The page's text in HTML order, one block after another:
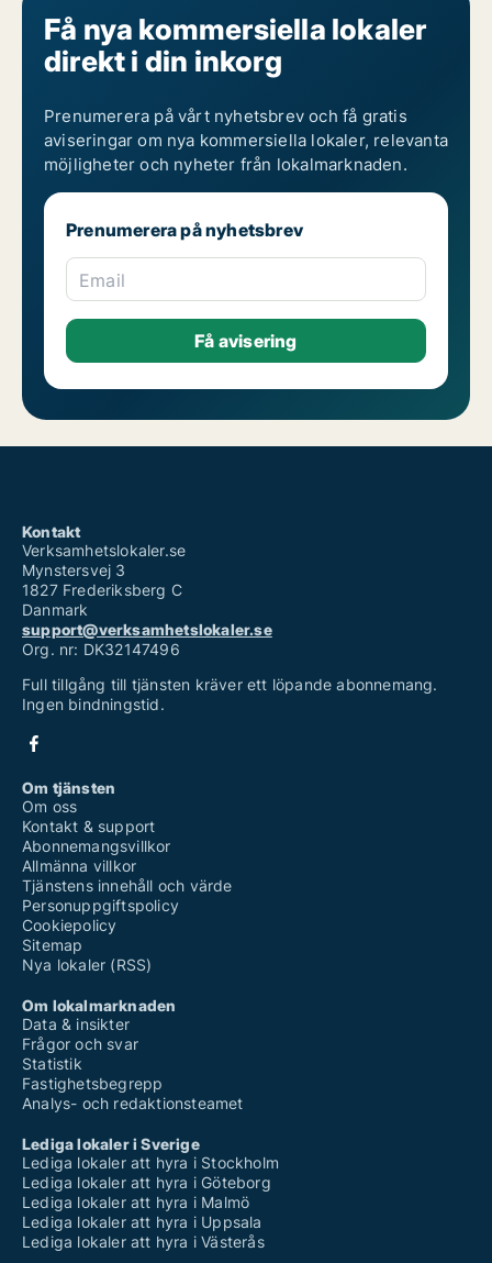
Få nya kommersiella lokaler
direkt i din inkorg
Prenumerera på vårt nyhetsbrev och få gratis
aviseringar om nya kommersiella lokaler, relevanta
möjligheter och nyheter från lokalmarknaden.
Prenumerera på nyhetsbrev
Email
Kontakt
Verksamhetslokaler.se
Mynstersvej 3
1827 Frederiksberg C
Danmark
support@verksamhetslokaler.se
Org. nr: DK32147496
Full tillgång till tjänsten kräver ett löpande abonnemang.
Ingen bindningstid.
Om tjänsten
Om oss
Kontakt & support
Abonnemangsvillkor
Allmänna villkor
Tjänstens innehåll och värde
Personuppgiftspolicy
Cookiepolicy
Sitemap
Nya lokaler (RSS)
Om lokalmarknaden
Data & insikter
Frågor och svar
Statistik
Fastighetsbegrepp
Analys- och redaktionsteamet
Lediga lokaler i Sverige
Lediga lokaler att hyra i Stockholm
Lediga lokaler att hyra i Göteborg
Lediga lokaler att hyra i Malmö
Lediga lokaler att hyra i Uppsala
Lediga lokaler att hyra i Västerås